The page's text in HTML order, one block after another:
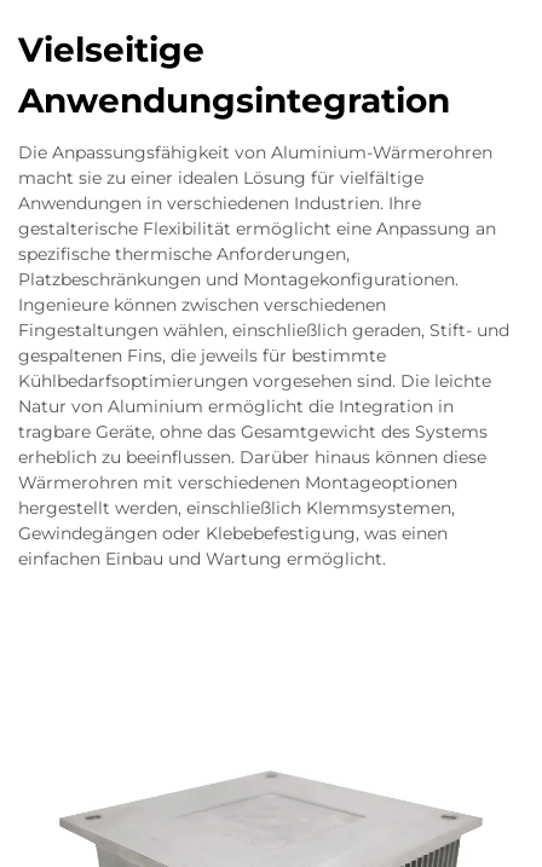
Vielseitige
Anwendungsintegration
Die Anpassungsfähigkeit von Aluminium-Wärmerohren
macht sie zu einer idealen Lösung für vielfältige
Anwendungen in verschiedenen Industrien. Ihre
gestalterische Flexibilität ermöglicht eine Anpassung an
spezifische thermische Anforderungen,
Platzbeschränkungen und Montagekonfigurationen.
Ingenieure können zwischen verschiedenen
Fingestaltungen wählen, einschließlich geraden, Stift- und
gespaltenen Fins, die jeweils für bestimmte
Kühlbedarfsoptimierungen vorgesehen sind. Die leichte
Natur von Aluminium ermöglicht die Integration in
tragbare Geräte, ohne das Gesamtgewicht des Systems
erheblich zu beeinflussen. Darüber hinaus können diese
Wärmerohren mit verschiedenen Montageoptionen
hergestellt werden, einschließlich Klemmsystemen,
Gewindegängen oder Klebebefestigung, was einen
einfachen Einbau und Wartung ermöglicht.